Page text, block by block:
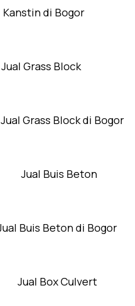
Kanstin di Bogor
Jual Grass Block
Jual Grass Block di Bogor
Jual Buis Beton
Buis Beton di Bogor
Jual Box Culvert